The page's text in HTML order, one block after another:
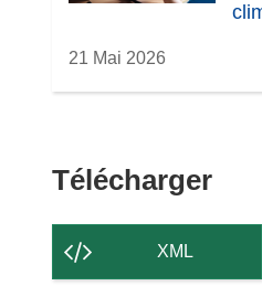
21 Mai 2026
Télécharger
XML